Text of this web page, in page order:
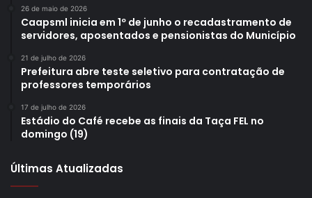
26 de maio de 2026
Caapsml inicia em 1º de junho o recadastramento de
servidores, aposentados e pensionistas do Município
21 de julho de 2026
Prefeitura abre teste seletivo para contratação de
professores temporários
17 de julho de 2026
Estádio do Café recebe as finais da Taça FEL no
domingo (19)
Últimas Atualizadas